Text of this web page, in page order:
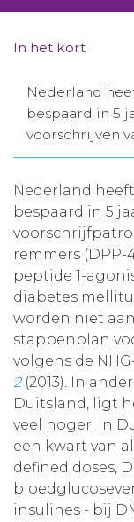
Aanmelden
In het kort
Nederland
bespaard in 5
voorschrijven
Nederland
bespaard in 5
remmers
peptide 1-
diabetes
worden niet
stappenplan
volgens de
2(2013). In
Duitsland, ligt
veel hoger. In
een kwart van
defined doses,
insulines - bij